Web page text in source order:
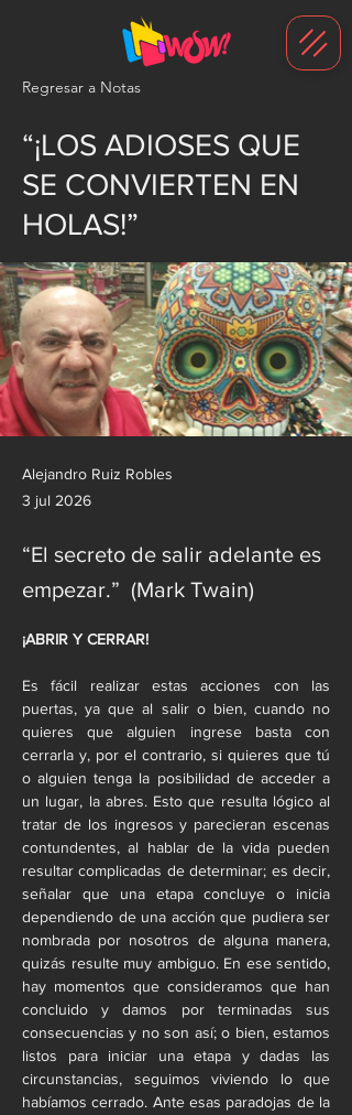
Regresar a Notas
“¡LOS ADIOSES QUE
SE CONVIERTEN EN
HOLAS!”
Alejandro Ruiz Robles
3 jul 2026
“El secreto de salir adelante es
empezar.” (Mark Twain)
¡ABRIR Y CERRAR!
Es fácil realizar estas acciones con las
puertas, ya que al salir o bien, cuando no
quieres que alguien ingrese basta con
cerrarla y, por el contrario, si quieres que tú
o alguien tenga la posibilidad de acceder a
un lugar, la abres. Esto que resulta lógico al
tratar de los ingresos y parecieran escenas
contundentes, al hablar de la vida pueden
resultar complicadas de determinar; es decir,
señalar que una etapa concluye o inicia
dependiendo de una acción que pudiera ser
nombrada por nosotros de alguna manera,
quizás resulte muy ambiguo. En ese sentido,
hay momentos que consideramos que han
concluido y damos por terminadas sus
consecuencias y no son así; o bien, estamos
listos para iniciar una etapa y dadas las
circunstancias, seguimos viviendo lo que
habíamos cerrado. Ante esas paradojas de la